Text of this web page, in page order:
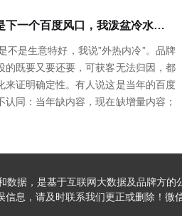
有人说GEO是下一个百度风口，我泼盆冷水：时代完全变了
不是生意特好，我说”外热内冷”。品牌
的既要又要还要，可获客无法归因，都
来证明确定性。有人说这是当年的百度
认同：当年缺内容，现在缺增量内容；
槛越来越高，活下来的都得有真功夫。
数据，是基于互联网大数据及品牌方
信息，请及时联系我们更正或删除！